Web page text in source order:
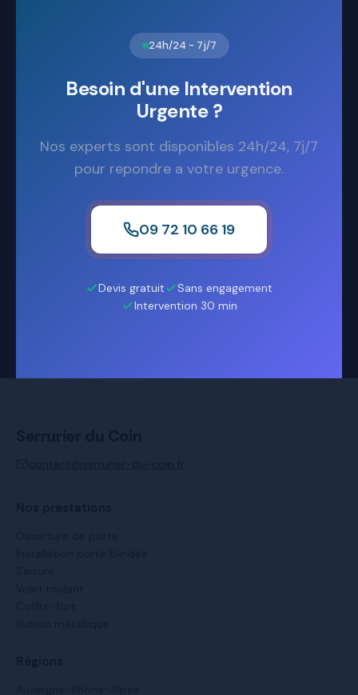
24h/24 - 7j/7
Besoin d'une Intervention
Urgente ?
Nos experts sont disponibles 24h/24, 7j/7
pour repondre a votre urgence.
09 72 10 66 19
Devis gratuit
Sans engagement
Intervention 30 min